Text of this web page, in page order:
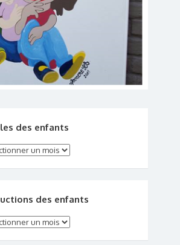
des enfants
des enfants
des enfants
des enfants